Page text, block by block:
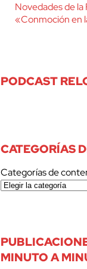
Novedades de la
«Conmoción en
PODCAST
CATEGORÍAS
Categorías de
MINUTO A